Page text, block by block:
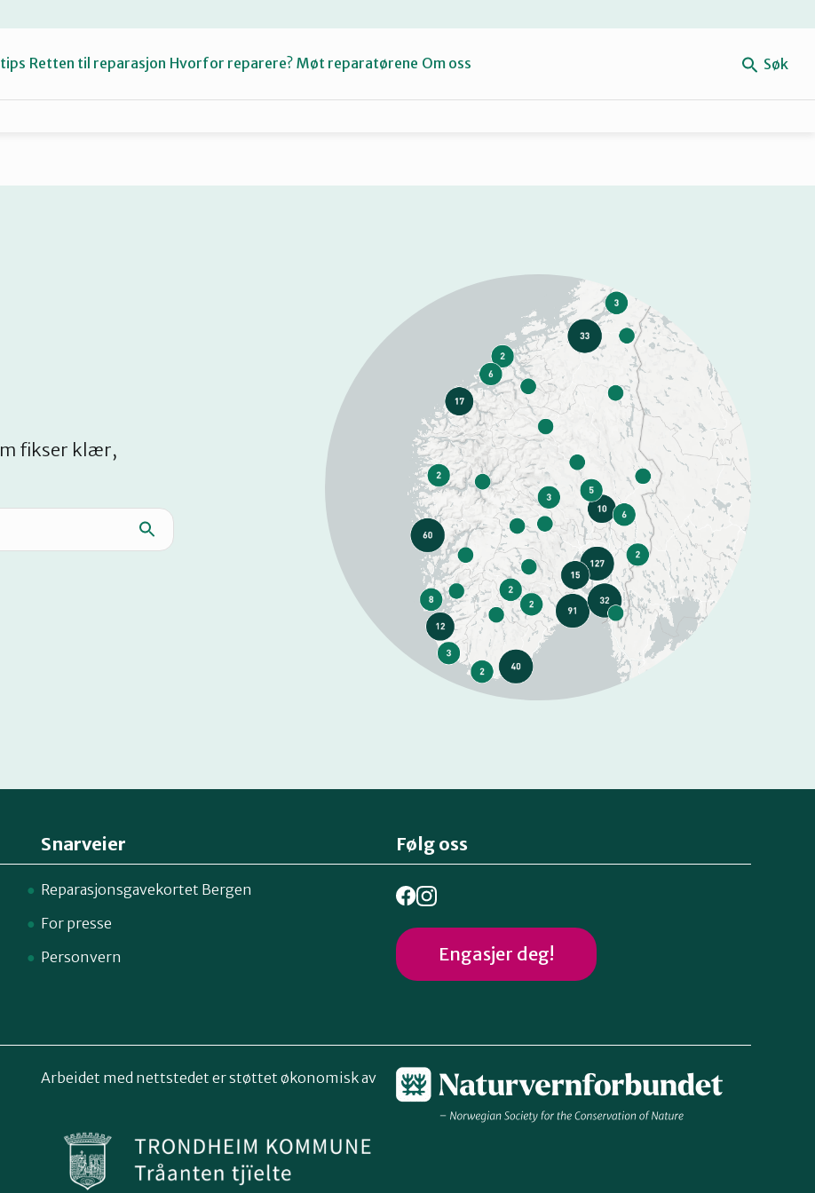
Retten til reparasjon
Retten til reparasjon Hvorfor reparere? Møt reparatørene Om oss Søk
fikser klær,
Snarveier
Reparasjonsgavekortet Bergen
For presse
Personvern
Følg oss
Engasjer deg!
Arbeidet med nettstedet er støttet økonomisk av